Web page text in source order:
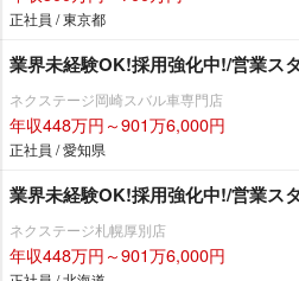
正社員 / 東京都
業界未経験OK!採用強化中!/営業ス
ネクステージ岡崎スバル車専門店
年収448万円～901万6,000円
正社員 / 愛知県
業界未経験OK!採用強化中!/営業ス
ネクステージ札幌厚別店
年収448万円～901万6,000円